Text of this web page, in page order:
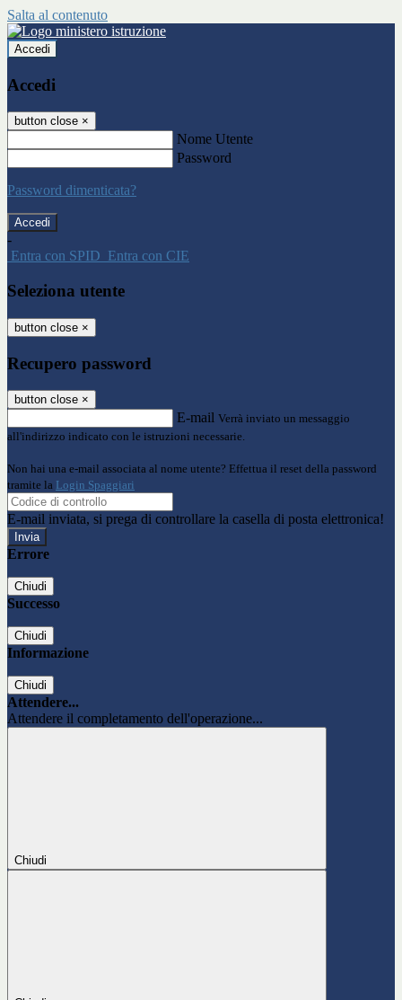
Salta al contenuto
Accedi
Accedi
button close ×
Nome Utente
Password
Password dimenticata?
-
Entra con SPID Entra con CIE
Seleziona utente
button close ×
Recupero password
button close ×
E-mail Verrà inviato un messaggio
all'indirizzo indicato con le istruzioni necessarie.
Non hai una e-mail associata al nome utente? Effettua il reset della password
tramite la Login Spaggiari
E-mail inviata, si prega di controllare la casella di posta elettronica!
Errore
Chiudi
Successo
Chiudi
Informazione
Chiudi
Attendere...
Attendere il completamento dell'operazione...
Chiudi